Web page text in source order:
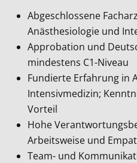
Abgeschlossene
Anästhesiologie und
Approbation und
mindestens C1-Niveau
Fundierte Erfahrung in
Intensivmedizin;
Vorteil
Hohe
Arbeitsweise und
Team- und